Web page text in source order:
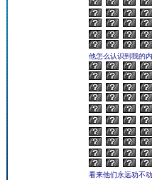
他怎么认识到我的
看来他们永远劝不